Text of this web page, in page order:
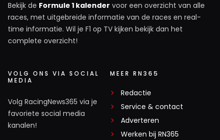
Bekijk de Formule 1 kalender voor een overzicht van alle
races, met uitgebreide informatie van de races en real-
time informatie. Wil je F1 op TV kijken bekijk dan het
complete overzicht!
VOLG ONS VIA SOCIAL
MEDIA
Volg RacingNews365 via je
favoriete social media
kanalen!
MEER RN365
Redactie
Service & contact
Adverteren
Werken bij RN365